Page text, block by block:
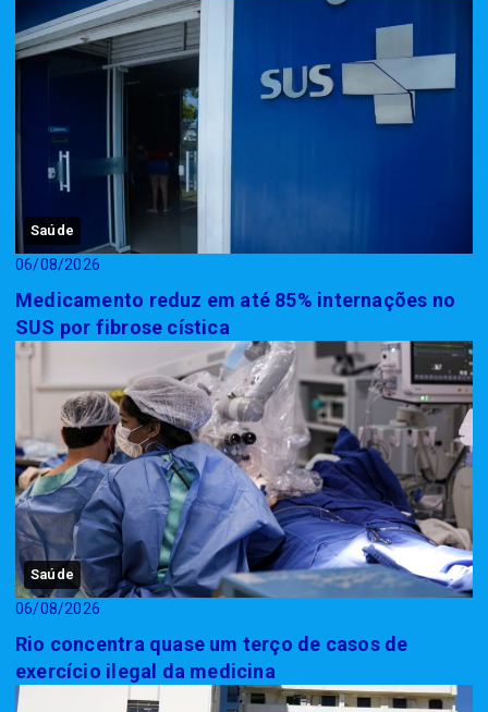
Saúde
06/08/2026
Medicamento reduz em até 85% internações no
SUS por fibrose cística
Saúde
06/08/2026
Rio concentra quase um terço de casos de
exercício ilegal da medicina